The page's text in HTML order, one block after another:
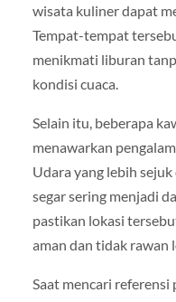
wisata kuliner dapat
Tempat-tempat
menikmati liburan
kondisi cuaca.
Selain itu, beberapa
menawarkan
Udara yang lebih
segar sering menjadi
pastikan lokasi
aman dan tidak rawan
Saat mencari referensi